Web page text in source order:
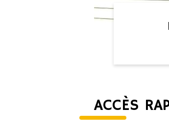
ACCÈS